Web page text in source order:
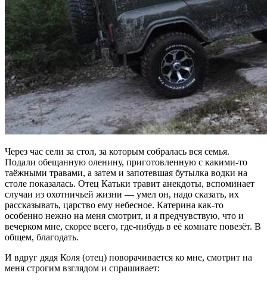
Через час сели за стол, за которым собралась вся семья.
Подали обещанную оленину, приготовленную с какими-то
таёжными травами, а затем и запотевшая бутылка водки на
столе показалась. Отец Катьки травит анекдоты, вспоминает
случаи из охотничьей жизни — умел он, надо сказать, их
рассказывать, царство ему небесное. Катерина как-то
особенно нежно на меня смотрит, и я предчувствую, что и
вечерком мне, скорее всего, где-нибудь в её комнате повезёт. В
общем, благодать.
И вдруг дядя Коля (отец) поворачивается ко мне, смотрит на
меня строгим взглядом и спрашивает: